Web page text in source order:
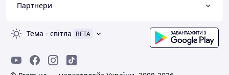
Партнери
Тема - світла BETA